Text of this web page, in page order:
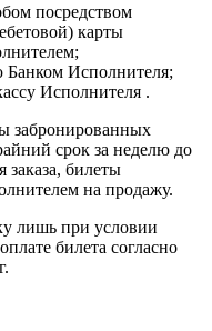
посредством
карты
Банком Исполнителя;
Исполнителя .
забронированных
срок за неделю до
билеты
на продажу.
лишь при условии
билета согласно